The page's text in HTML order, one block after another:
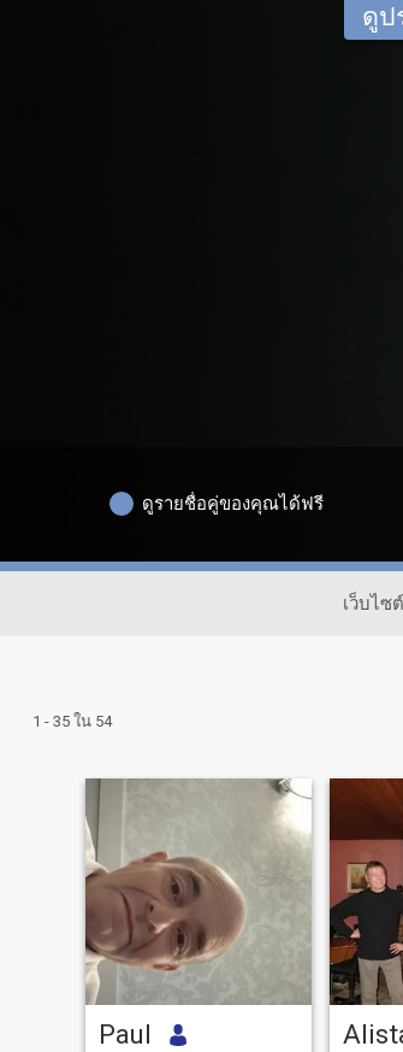
ดูป
ดูรายชื่อคู่ของคุณได้ฟรี
เว็บไซ
1 - 35 ใน 54
Paul